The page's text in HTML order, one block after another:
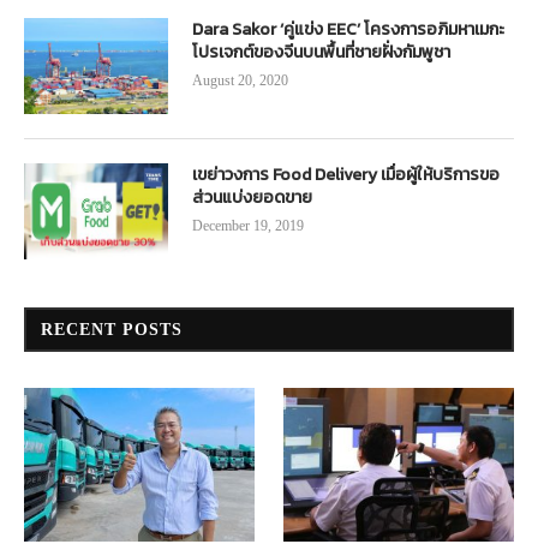
Dara Sakor ‘คู่แข่ง EEC’ โครงการอภิมหาเมกะ
โปรเจกต์ของจีนบนพื้นที่ชายฝั่งกัมพูชา
August 20, 2020
เขย่าวงการ Food Delivery เมื่อผู้ให้บริการขอ
ส่วนแบ่งยอดขาย
December 19, 2019
RECENT POSTS